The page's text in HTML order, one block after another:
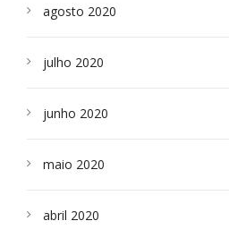
agosto 2020
julho 2020
junho 2020
maio 2020
abril 2020